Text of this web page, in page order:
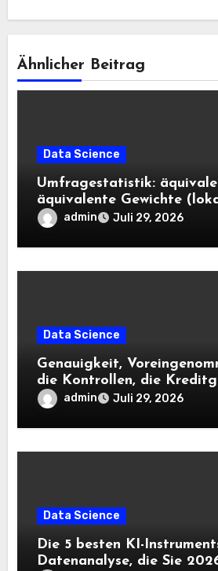
Ähnlicher Beitrag
Data Science
Umfragestatistik:
äquivalente Gewichte
admin Juli 29, 2026
Data Science
Genauigkeit,
die Kontrollen, die
benötigen |
admin Juli 29, 2026
Data Science
Die 5 besten KI-
Datenanalyse, die Sie